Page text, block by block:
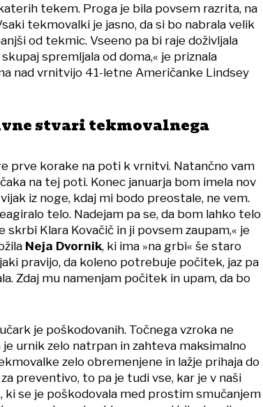
tekem. Proga je bila povsem razrita, na
tekmovalki je jasno, da si bo nabrala velik
od tekmic. Vseeno pa bi raje doživljala
spremljala od doma,« je priznala
nad vrnitvijo 41-letne Američanke Lindsey
stvari tekmovalnega
prve korake na poti k vrnitvi. Natančno vam
na tej poti. Konec januarja bom imela nov
iz noge, kdaj mi bodo preostale, ne vem.
telo. Nadejam pa se, da bom lahko telo
skrbi Klara Kovačič in ji povsem zaupam,« je
Neja Dvornik, ki ima »na grbi« še staro
pravijo, da koleno potrebuje počitek, jaz pa
Zdaj mu namenjam počitek in upam, da bo
je poškodovanih. Točnega vzroka ne
je urnik zelo natrpan in zahteva maksimalno
zelo obremenjene in lažje prihaja do
preventivo, to pa je tudi vse, kar je v naši
ki se je poškodovala med prostim smučanjem